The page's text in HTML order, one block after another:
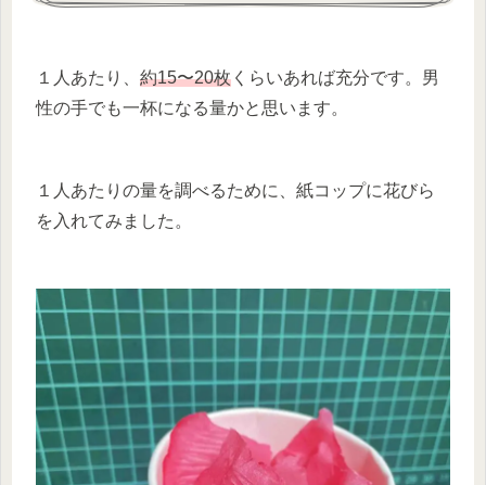
１人あたり、 約15〜20枚 くらいあれば充分です。男
性の手でも一杯になる量かと思います。
１人あたりの量を調べるために、紙コップに花びら
を入れてみました。